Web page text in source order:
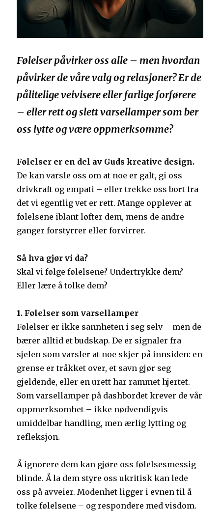
Følelser påvirker oss alle – men hvordan
påvirker de våre valg og relasjoner? Er de
pålitelige veivisere eller farlige forførere
– eller rett og slett varsellamper som ber
oss lytte og være oppmerksomme?
Følelser er en del av Guds kreative design.
De kan varsle oss om at noe er galt, gi oss
drivkraft og empati – eller trekke oss bort fra
det vi egentlig vet er rett. Mange opplever at
følelsene iblant løfter dem, mens de andre
ganger forstyrrer eller forvirrer.
Så hva gjør vi da?
Skal vi følge følelsene? Undertrykke dem?
Eller lære å tolke dem?
1. Følelser som varsellamper
Følelser er ikke sannheten i seg selv – men de
bærer alltid et budskap. De er signaler fra
sjelen som varsler at noe skjer på innsiden: en
grense er tråkket over, et savn gjør seg
gjeldende, eller en urett har rammet hjertet.
Som varsellamper på dashbordet krever de vår
oppmerksomhet – ikke nødvendigvis
umiddelbar handling, men ærlig lytting og
refleksjon.
Å ignorere dem kan gjøre oss følelsesmessig
blinde. Å la dem styre oss ukritisk kan lede
oss på avveier. Modenhet ligger i evnen til å
tolke følelsene – og respondere med visdom.